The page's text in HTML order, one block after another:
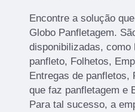
Encontre a solução
Globo Panfletagem.
disponibilizadas, como
panfleto, Folhetos,
Entregas de panfletos,
que faz panfletagem e
Para tal sucesso, a